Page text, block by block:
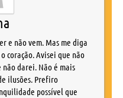
e não vem. Mas me diga
coração. Avisei que não
não darei. Não é mais
ilusões. Prefiro
possível que